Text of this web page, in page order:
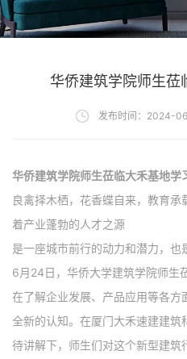
华侨建筑学院师生莅
发布时间：2024-
华侨建筑学院师生莅临大禾基地学
良禽择木栖，花香蝶自来，教育
着产业蓬勃的人才之源
是一座城市前行的动力和潜力，也
6月24日，华侨大学建筑学院师生
在了解企业发展、产品应用等各方
全新的认知。在厦门大禾速建建
待讲解下，师生们对这个新型建筑